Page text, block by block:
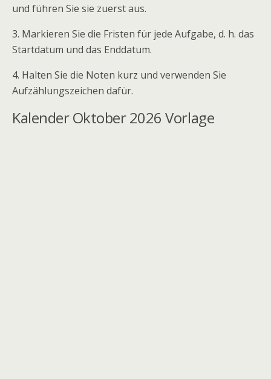
und führen Sie sie zuerst aus.
3. Markieren Sie die Fristen für jede Aufgabe, d. h. das
Startdatum und das Enddatum.
4. Halten Sie die Noten kurz und verwenden Sie
Aufzählungszeichen dafür.
Kalender Oktober 2026 Vorlage